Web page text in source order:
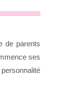
de parents
ses